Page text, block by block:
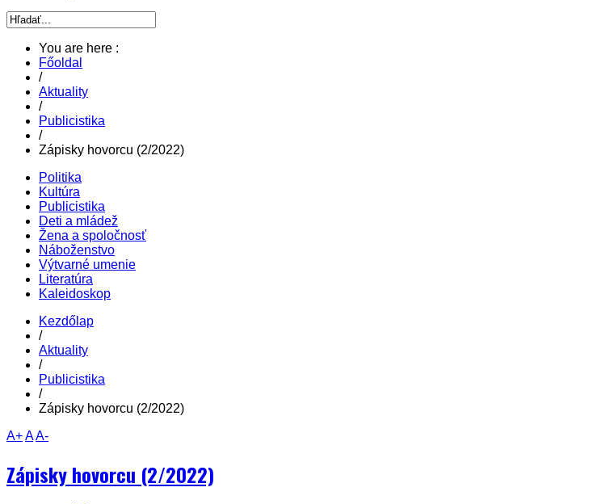
You are here :
Főoldal
/
Aktuality
/
Publicistika
/
Zápisky hovorcu (2/2022)
Politika
Kultúra
Publicistika
Deti a mládež
Žena a spoločnosť
Náboženstvo
Výtvarné umenie
Literatúra
Kaleidoskop
Kezdőlap
/
Aktuality
/
Publicistika
/
Zápisky hovorcu (2/2022)
A+AA-
Zápisky hovorcu (2/2022)